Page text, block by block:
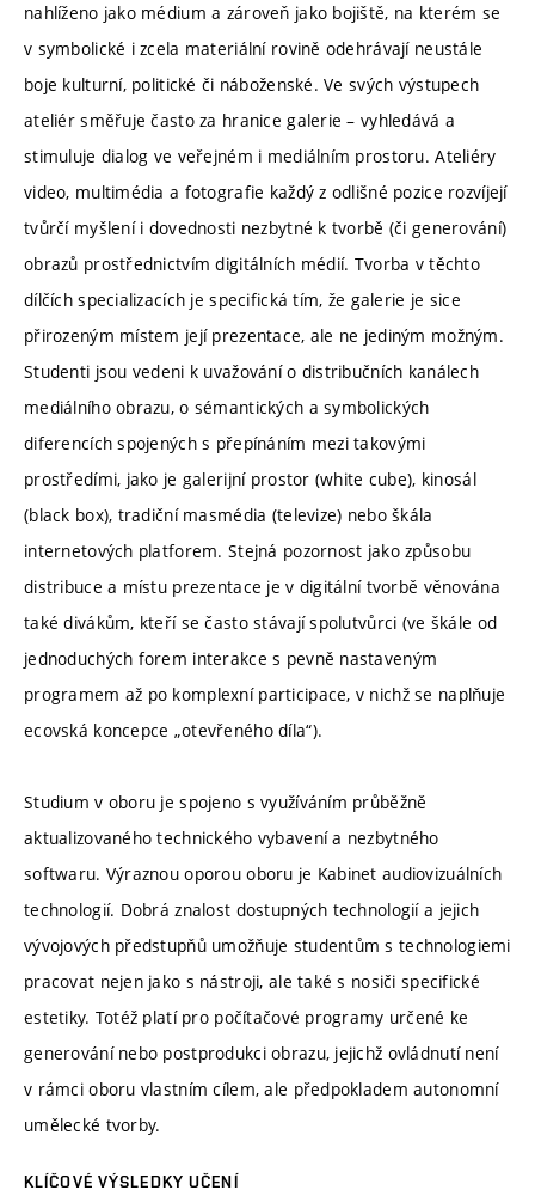
nahlíženo jako médium a zároveň jako bojiště, na kterém se
v symbolické i zcela materiální rovině odehrávají neustále
boje kulturní, politické či náboženské. Ve svých výstupech
ateliér směřuje často za hranice galerie – vyhledává a
stimuluje dialog ve veřejném i mediálním prostoru. Ateliéry
video, multimédia a fotografie každý z odlišné pozice rozvíjejí
tvůrčí myšlení i dovednosti nezbytné k tvorbě (či generování)
obrazů prostřednictvím digitálních médií. Tvorba v těchto
dílčích specializacích je specifická tím, že galerie je sice
přirozeným místem její prezentace, ale ne jediným možným.
Studenti jsou vedeni k uvažování o distribučních kanálech
mediálního obrazu, o sémantických a symbolických
diferencích spojených s přepínáním mezi takovými
prostředími, jako je galerijní prostor (white cube), kinosál
(black box), tradiční masmédia (televize) nebo škála
internetových platforem. Stejná pozornost jako způsobu
distribuce a místu prezentace je v digitální tvorbě věnována
také divákům, kteří se často stávají spolutvůrci (ve škále od
jednoduchých forem interakce s pevně nastaveným
programem až po komplexní participace, v nichž se naplňuje
ecovská koncepce „otevřeného díla“).
Studium v oboru je spojeno s využíváním průběžně
aktualizovaného technického vybavení a nezbytného
softwaru. Výraznou oporou oboru je Kabinet audiovizuálních
technologií. Dobrá znalost dostupných technologií a jejich
vývojových předstupňů umožňuje studentům s technologiemi
pracovat nejen jako s nástroji, ale také s nosiči specifické
estetiky. Totéž platí pro počítačové programy určené ke
generování nebo postprodukci obrazu, jejichž ovládnutí není
v rámci oboru vlastním cílem, ale předpokladem autonomní
umělecké tvorby.
KLÍČOVÉ VÝSLEDKY UČENÍ